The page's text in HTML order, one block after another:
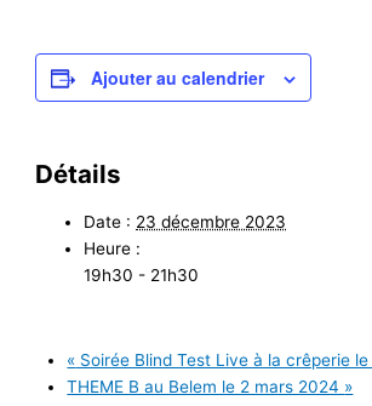
Ajouter au calendrier
Détails
Date : 23 décembre 2023
Heure :
19h30 - 21h30
« Soirée Blind Test Live à la crêperie le
THEME B au Belem le 2 mars 2024 »